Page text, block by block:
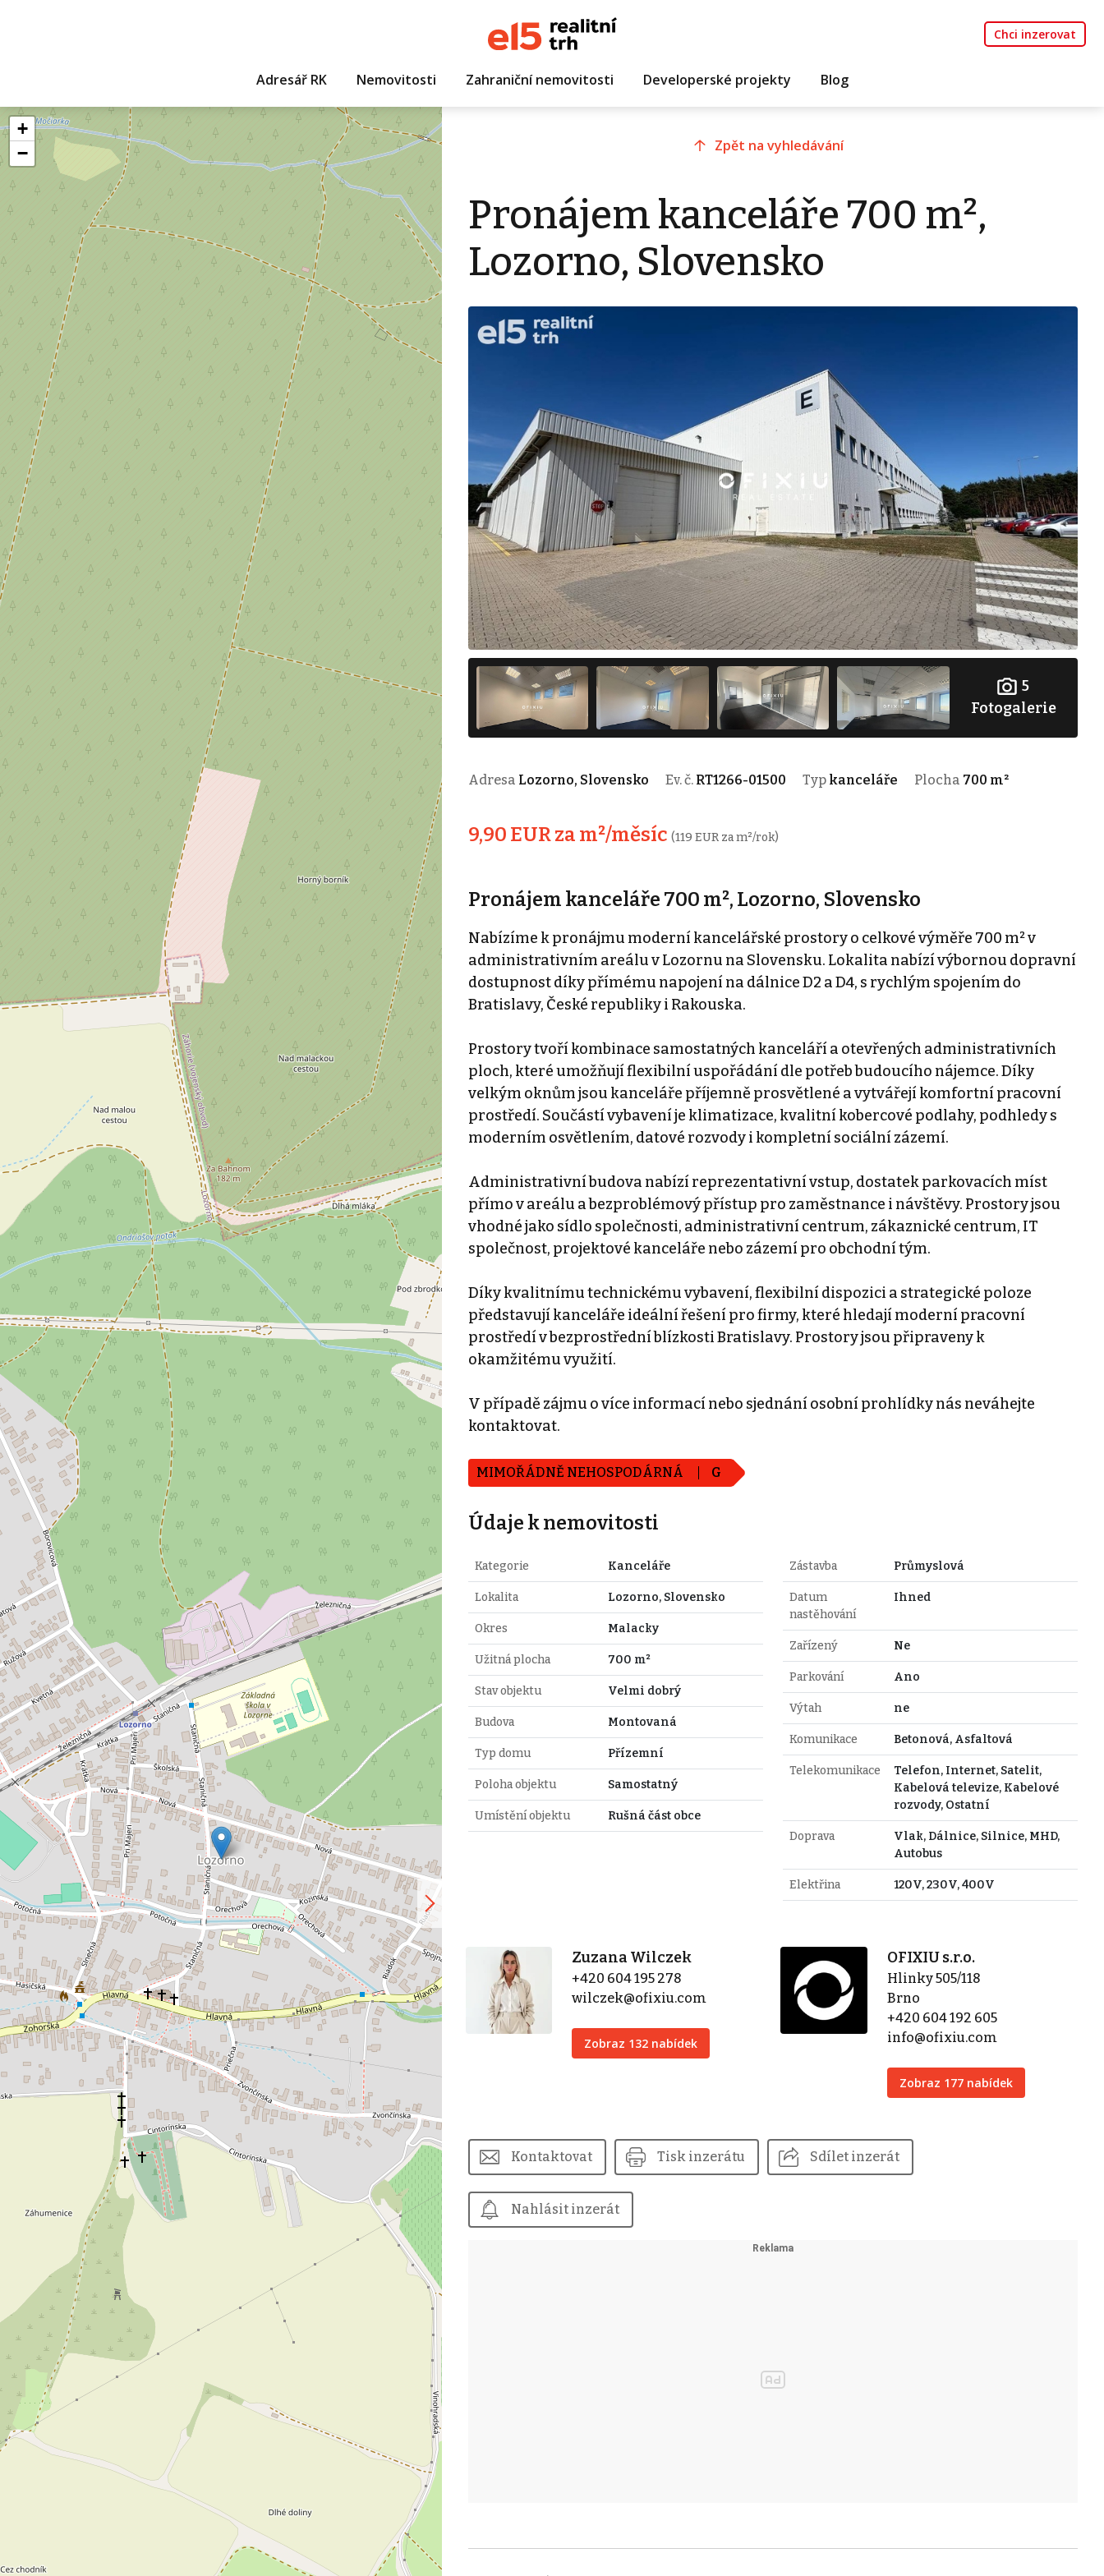
Chci inzerovat
Adresář RK Nemovitosti Zahraniční nemovitosti Developerské projekty Blog
+
−
Zpět na vyhledávání
Pronájem kanceláře 700 m²,
Lozorno, Slovensko
5
Fotogalerie
Adresa Lozorno, Slovensko Ev. č. RT1266-01500 Typ kanceláře Plocha 700 m²
9,90 EUR za m²/měsíc (119 EUR za m²/rok)
Pronájem kanceláře 700 m², Lozorno, Slovensko
Nabízíme k pronájmu moderní kancelářské prostory o celkové výměře 700 m² v
administrativním areálu v Lozornu na Slovensku. Lokalita nabízí výbornou dopravní
dostupnost díky přímému napojení na dálnice D2 a D4, s rychlým spojením do
Bratislavy, České republiky i Rakouska.
Prostory tvoří kombinace samostatných kanceláří a otevřených administrativních
ploch, které umožňují flexibilní uspořádání dle potřeb budoucího nájemce. Díky
velkým oknům jsou kanceláře příjemně prosvětlené a vytvářejí komfortní pracovní
prostředí. Součástí vybavení je klimatizace, kvalitní kobercové podlahy, podhledy s
moderním osvětlením, datové rozvody i kompletní sociální zázemí.
Administrativní budova nabízí reprezentativní vstup, dostatek parkovacích míst
přímo v areálu a bezproblémový přístup pro zaměstnance i návštěvy. Prostory jsou
vhodné jako sídlo společnosti, administrativní centrum, zákaznické centrum, IT
společnost, projektové kanceláře nebo zázemí pro obchodní tým.
Díky kvalitnímu technickému vybavení, flexibilní dispozici a strategické poloze
představují kanceláře ideální řešení pro firmy, které hledají moderní pracovní
prostředí v bezprostřední blízkosti Bratislavy. Prostory jsou připraveny k
okamžitému využití.
V případě zájmu o více informací nebo sjednání osobní prohlídky nás neváhejte
kontaktovat.
MIMOŘÁDNĚ NEHOSPODÁRNÁ G
Údaje k nemovitosti
Kategorie Kanceláře
Lokalita Lozorno, Slovensko
Okres Malacky
Užitná plocha 700 m²
Stav objektu Velmi dobrý
Budova Montovaná
Typ domu Přízemní
Poloha objektu Samostatný
Umístění objektu Rušná část obce
Zástavba Průmyslová
Datum
nastěhování
Ihned
Zařízený Ne
Parkování Ano
Výtah ne
Komunikace Betonová, Asfaltová
Telekomunikace
Telefon, Internet, Satelit,
Kabelová televize, Kabelové
rozvody, Ostatní
Doprava
Vlak, Dálnice, Silnice, MHD,
Autobus
Elektřina 120V, 230V, 400V
Zuzana Wilczek
+420 604 195 278
wilczek@ofixiu.com
Zobraz 132 nabídek
OFIXIU s.r.o.
Hlinky 505/118
Brno
+420 604 192 605
info@ofixiu.com
Zobraz 177 nabídek
Kontaktovat Tisk inzerátu Sdílet inzerát
Nahlásit inzerát